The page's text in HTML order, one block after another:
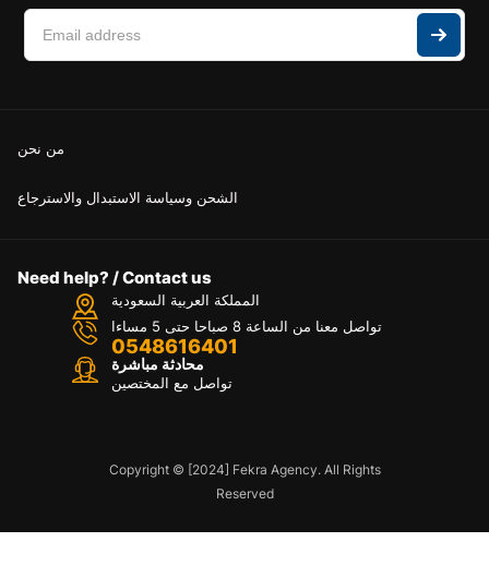
من نحن
الشحن وسياسة الاستبدال والاسترجاع
Need help? / Contact us
المملكة العربية السعودية
تواصل معنا من الساعة 8 صباحا حتى 5 مساءا
0548616401
محادثة مباشرة
تواصل مع المختصين
Copyright © [2024] Fekra Agency. All Rights
Reserved